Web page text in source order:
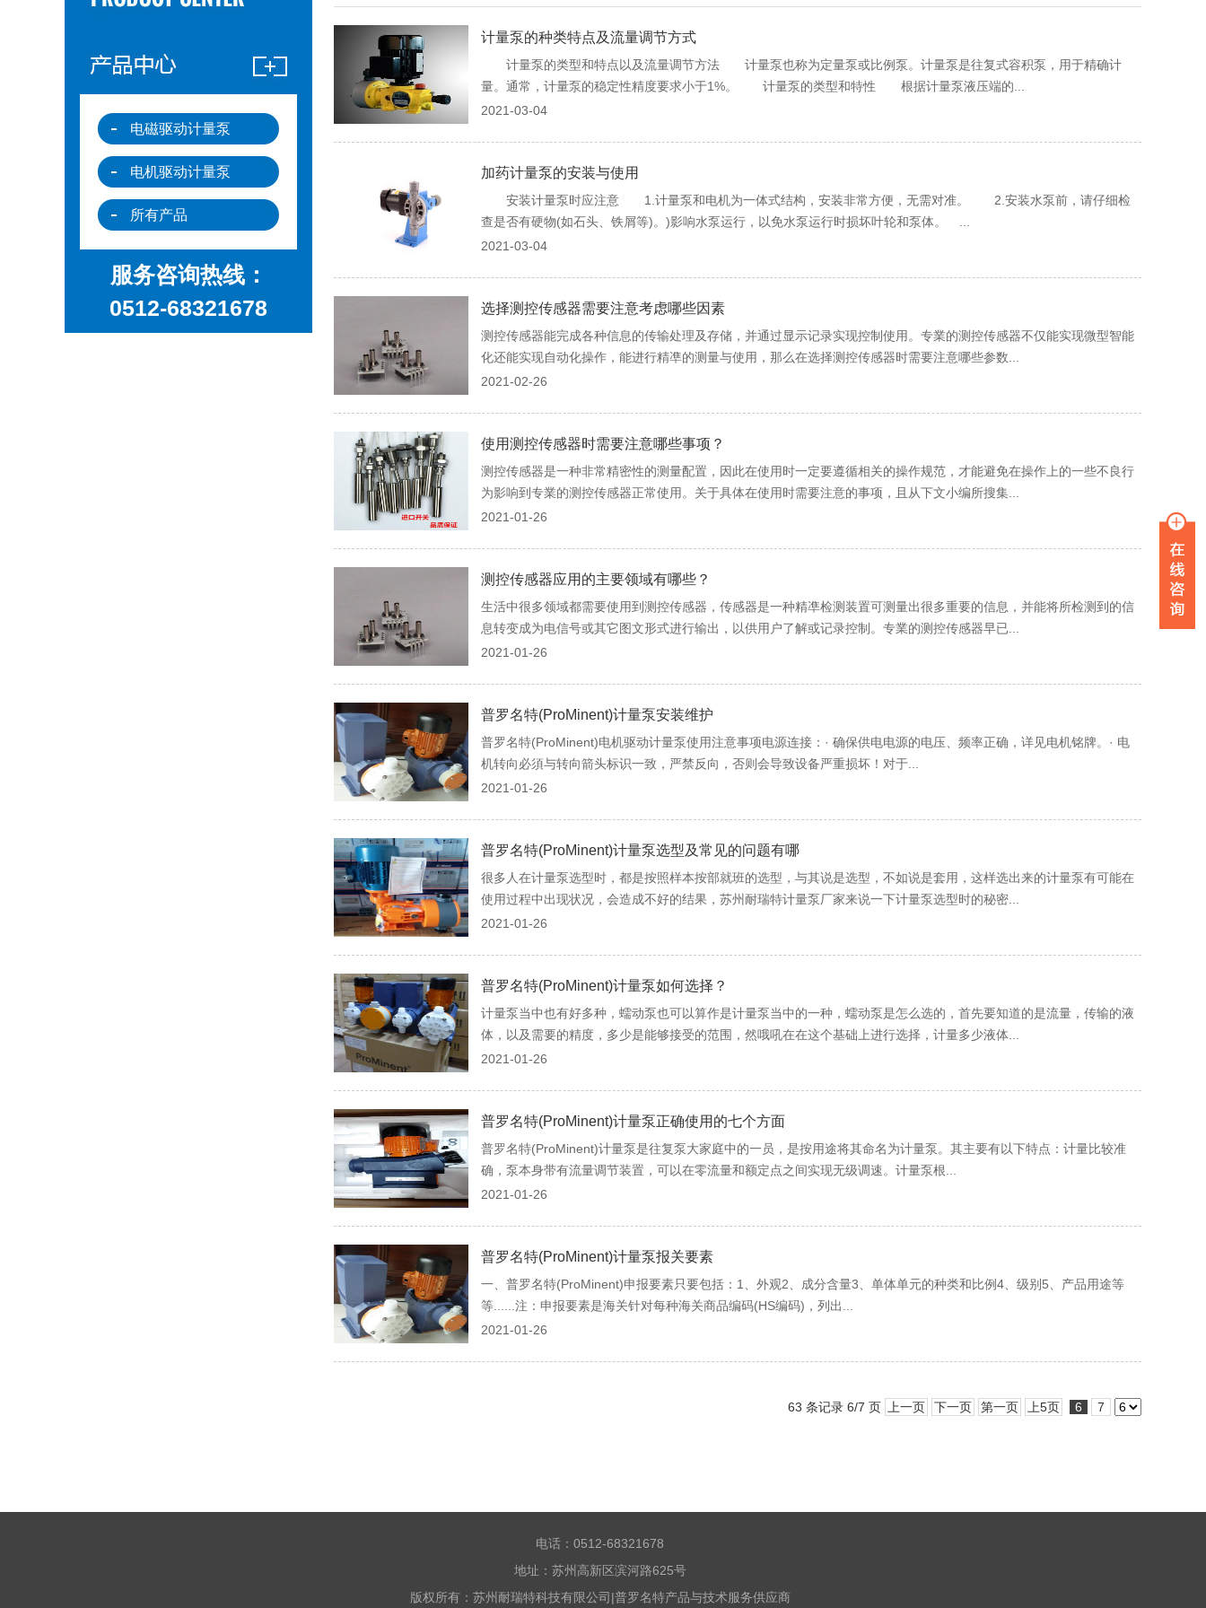
电磁驱动计量泵
电机驱动计量泵
所有产品
服务咨询热线：
0512-68321678
计量泵的种类特点及流量调节方式
计量泵的类型和特点以及流量调节方法 计量泵也称为定量泵或比例泵。计量泵是往复式容积泵，用于精确计
量。通常，计量泵的稳定性精度要求小于1%。 计量泵的类型和特性 根据计量泵液压端的...
2021-03-04
加药计量泵的安装与使用
安装计量泵时应注意 1.计量泵和电机为一体式结构，安装非常方便，无需对准。 2.安装水泵前，请仔细检
查是否有硬物(如石头、铁屑等)。)影响水泵运行，以免水泵运行时损坏叶轮和泵体。 ...
2021-03-04
选择测控传感器需要注意考虑哪些因素
测控传感器能完成各种信息的传输处理及存储，并通过显示记录实现控制使用。专業的测控传感器不仅能实现微型智能
化还能实现自动化操作，能进行精凖的测量与使用，那么在选择测控传感器时需要注意哪些参数...
2021-02-26
使用测控传感器时需要注意哪些事项？
测控传感器是一种非常精密性的测量配置，因此在使用时一定要遵循相关的操作规范，才能避免在操作上的一些不良行
为影响到专業的测控传感器正常使用。关于具体在使用时需要注意的事项，且从下文小编所搜集...
2021-01-26
测控传感器应用的主要领域有哪些？
生活中很多领域都需要使用到测控传感器，传感器是一种精凖检测装置可测量出很多重要的信息，并能将所检测到的信
息转变成为电信号或其它图文形式进行输出，以供用户了解或记录控制。专業的测控传感器早已...
2021-01-26
普罗名特(ProMinent)计量泵安装维护
普罗名特(ProMinent)电机驱动计量泵使用注意事项电源连接：· 确保供电电源的电压、频率正确，详见电机铭牌。· 电
机转向必須与转向箭头标识一致，严禁反向，否则会导致设备严重损坏！对于...
2021-01-26
普罗名特(ProMinent)计量泵选型及常见的问题有哪
很多人在计量泵选型时，都是按照样本按部就班的选型，与其说是选型，不如说是套用，这样选出来的计量泵有可能在
使用过程中出现状况，会造成不好的结果，苏州耐瑞特计量泵厂家来说一下计量泵选型时的秘密...
2021-01-26
普罗名特(ProMinent)计量泵如何选择？
计量泵当中也有好多种，蠕动泵也可以算作是计量泵当中的一种，蠕动泵是怎么选的，首先要知道的是流量，传输的液
体，以及需要的精度，多少是能够接受的范围，然哦吼在在这个基础上进行选择，计量多少液体...
2021-01-26
普罗名特(ProMinent)计量泵正确使用的七个方面
普罗名特(ProMinent)计量泵是往复泵大家庭中的一员，是按用途将其命名为计量泵。其主要有以下特点：计量比较准
确，泵本身带有流量调节装置，可以在零流量和额定点之间实现无级调速。计量泵根...
2021-01-26
普罗名特(ProMinent)计量泵报关要素
一、普罗名特(ProMinent)申报要素只要包括：1、外观2、成分含量3、单体单元的种类和比例4、级别5、产品用途等
等......注：申报要素是海关针对每种海关商品编码(HS编码)，列出...
2021-01-26
63 条记录 6/7 页 上一页 下一页 第一页 上5页 6 7
电话：0512-68321678
地址：苏州高新区滨河路625号
版权所有：苏州耐瑞特科技有限公司|普罗名特产品与技术服务供应商